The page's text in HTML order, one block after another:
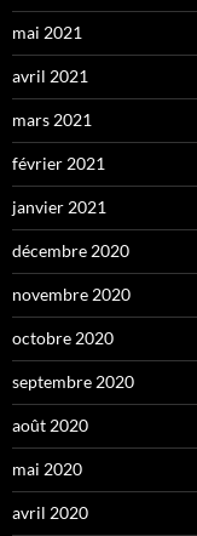
mai 2021
avril 2021
mars 2021
février 2021
janvier 2021
décembre 2020
novembre 2020
octobre 2020
septembre 2020
août 2020
mai 2020
avril 2020